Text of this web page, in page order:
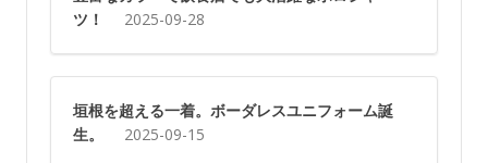
ツ！
2025-09-28
垣根を超える一着。ボーダレスユニフォーム誕
生。
2025-09-15